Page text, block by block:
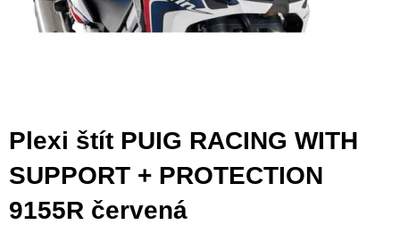
Plexi štít PUIG RACING WITH
SUPPORT + PROTECTION
9155R červená